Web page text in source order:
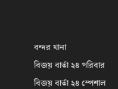
বন্দর থানা
বিজয় বার্তা ২৪ পরিবার
বিজয় বার্তা ২৪ স্পেশাল